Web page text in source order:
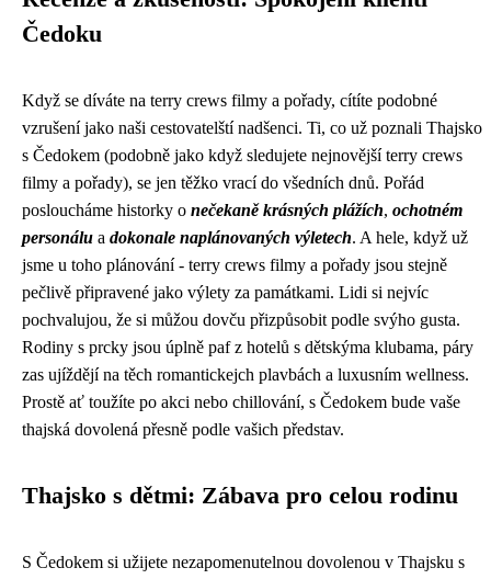
Čedoku
Když se díváte na terry crews filmy a pořady, cítíte podobné
vzrušení jako naši cestovatelští nadšenci. Ti, co už poznali Thajsko
s Čedokem (podobně jako když sledujete nejnovější terry crews
filmy a pořady), se jen těžko vrací do všedních dnů. Pořád
posloucháme historky o nečekaně krásných plážích, ochotném
personálu a dokonale naplánovaných výletech. A hele, když už
jsme u toho plánování - terry crews filmy a pořady jsou stejně
pečlivě připravené jako výlety za památkami. Lidi si nejvíc
pochvalujou, že si můžou dovču přizpůsobit podle svýho gusta.
Rodiny s prcky jsou úplně paf z hotelů s dětskýma klubama, páry
zas ujíždějí na těch romantickejch plavbách a luxusním wellness.
Prostě ať toužíte po akci nebo chillování, s Čedokem bude vaše
thajská dovolená přesně podle vašich představ.
Thajsko s dětmi: Zábava pro celou rodinu
S Čedokem si užijete nezapomenutelnou dovolenou v Thajsku s